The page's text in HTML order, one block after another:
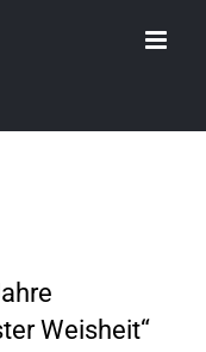
Weisheit“
Weisheit“